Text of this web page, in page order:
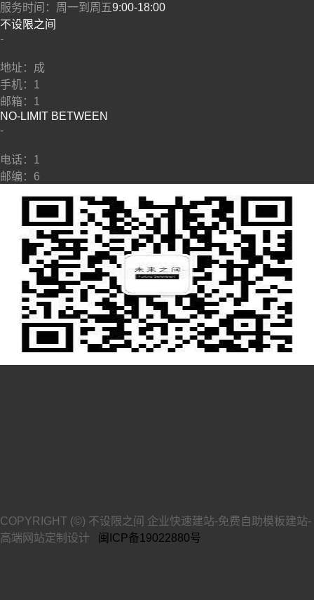
服务时间：周一到周五9:00-18:00
​不设限之间
​-
地址：成
手机：1
邮箱：1
NO-LIMIT BETWEEN
​-
​​电话：1
邮编：6
COPYRIGHT (©) 不设限之间 企业快速建站-免费自助模板建站-
高端网站定制设计
闽ICP备19022880号